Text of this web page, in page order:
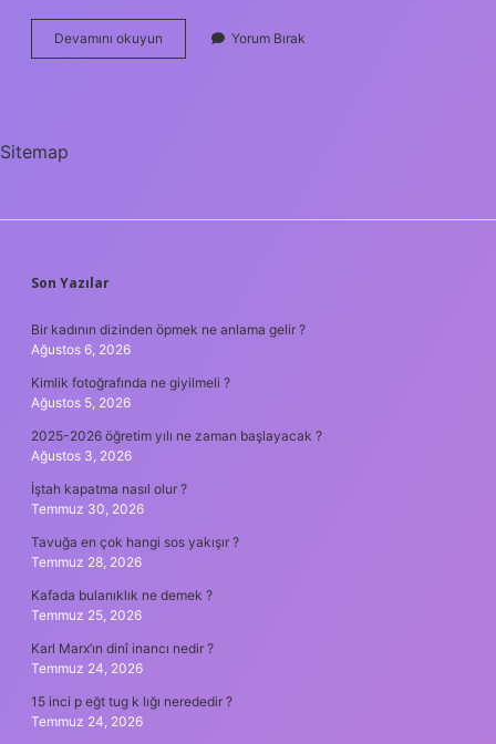
Devamını okuyun
Ne
Yorum Bırak
Sitemap
SIDEBAR
Son Yazılar
Bir kadının dizinden öpmek ne anlama gelir ?
Ağustos 6, 2026
Kimlik fotoğrafında ne giyilmeli ?
Ağustos 5, 2026
2025-2026 öğretim yılı ne zaman başlayacak ?
Ağustos 3, 2026
İştah kapatma nasıl olur ?
Temmuz 30, 2026
Tavuğa en çok hangi sos yakışır ?
Temmuz 28, 2026
Kafada bulanıklık ne demek ?
Temmuz 25, 2026
Karl Marx’ın dinî inancı nedir ?
Temmuz 24, 2026
15 inci p eğt tug k lığı nerededir ?
Temmuz 24, 2026